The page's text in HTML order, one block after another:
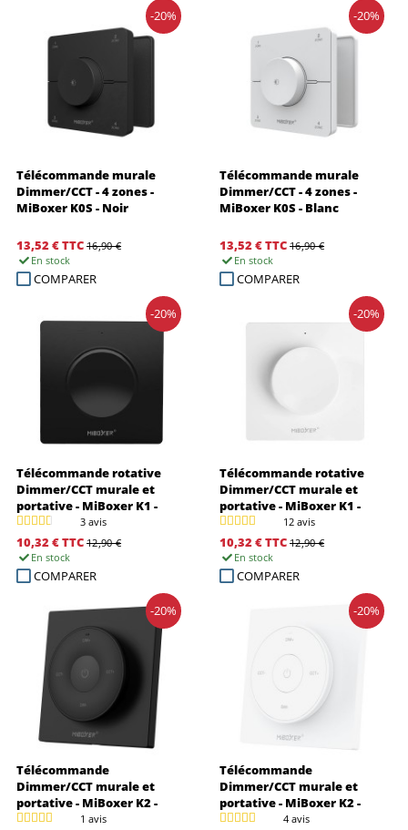
Télécommande murale
Dimmer/CCT - 4 zones -
MiBoxer K0S - Noir
-20%
13,52 €TTC 16,90 €
En stock
COMPARER
Télécommande murale
Dimmer/CCT - 4 zones -
MiBoxer K0S - Blanc
-20%
13,52 €TTC 16,90 €
En stock
COMPARER
Télécommande rotative
Dimmer/CCT murale et
portative - MiBoxer K1 -
Noir
3 avis
-20%
10,32 €TTC 12,90 €
En stock
COMPARER
Télécommande rotative
Dimmer/CCT murale et
portative - MiBoxer K1 -
Blanc
12 avis
-20%
10,32 €TTC 12,90 €
En stock
COMPARER
Télécommande
Dimmer/CCT murale et
portative - MiBoxer K2 -
Noir
1 avis
-20%
Télécommande
Dimmer/CCT murale et
portative - MiBoxer K2 -
Blanc
4 avis
-20%